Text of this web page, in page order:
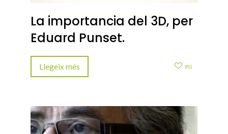
La importancia del 3D, per
Eduard Punset.
Llegeix més 951